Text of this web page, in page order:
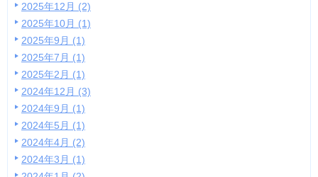
2025年12月 (2)
2025年10月 (1)
2025年9月 (1)
2025年7月 (1)
2025年2月 (1)
2024年12月 (3)
2024年9月 (1)
2024年5月 (1)
2024年4月 (2)
2024年3月 (1)